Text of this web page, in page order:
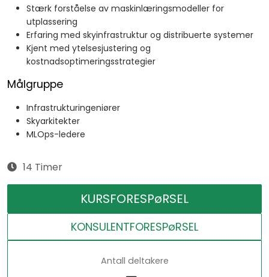
Stærk forståelse av maskinlæringsmodeller for
utplassering
Erfaring med skyinfrastruktur og distribuerte systemer
Kjent med ytelsesjustering og
kostnadsoptimeringsstrategier
Målgruppe
Infrastrukturingeniører
Skyarkitekter
MLOps-ledere
14 Timer
KURSFORESPøRSEL
KONSULENTFORESPøRSEL
Antall deltakere